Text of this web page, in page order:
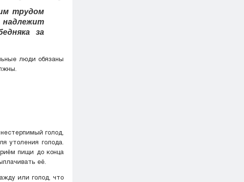
трудом
за
люди обязаны
голод,
утоления голода.
пищи до конца
её.
или голод, что